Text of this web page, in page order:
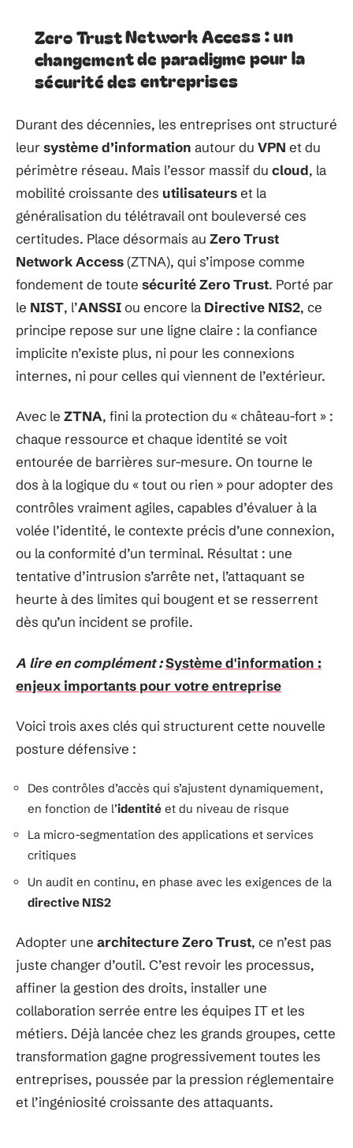
Zero Trust Network Access : un
changement de paradigme pour la
sécurité des entreprises
Durant des décennies, les entreprises ont structuré
leursystème d’information autour du VPN et du
périmètre réseau. Mais l’essor massif du cloud, la
mobilité croissante des utilisateurset la
généralisation du télétravail ont bouleversé ces
certitudes. Place désormais au Zero Trust
Network Access(ZTNA), qui s’impose comme
fondement de toute sécurité Zero Trust. Porté par
le NIST, l’ANSSIou encore la Directive NIS2, ce
principe repose sur une ligne claire : la confiance
implicite n’existe plus, ni pour les connexions
internes, ni pour celles qui viennent de l’extérieur.
Avec le ZTNA, fini la protection du « château-fort » :
chaque ressource et chaque identité se voit
entourée de barrières sur-mesure. On tourne le
dos à la logique du « tout ou rien » pour adopter des
contrôles vraiment agiles, capables d’évaluer à la
volée l’identité, le contexte précis d’une connexion,
ou la conformité d’un terminal. Résultat : une
tentative d’intrusion s’arrête net, l’attaquant se
heurte à des limites qui bougent et se resserrent
dès qu’un incident se profile.
A lire en complément :Système d'information :
enjeux importants pour votre entreprise
Voici trois axes clés qui structurent cette nouvelle
posture défensive :
Des contrôles d’accès qui s’ajustent dynamiquement,
en fonction de l’identité et du niveau de risque
La micro-segmentation des applications et services
critiques
Un audit en continu, en phase avec les exigences de la
directive NIS2
Adopter une architecture Zero Trust, ce n’est pas
juste changer d’outil. C’est revoir les processus,
affiner la gestion des droits, installer une
collaboration serrée entre les équipes IT et les
métiers. Déjà lancée chez les grands groupes, cette
transformation gagne progressivement toutes les
entreprises, poussée par la pression réglementaire
et l’ingéniosité croissante des attaquants.